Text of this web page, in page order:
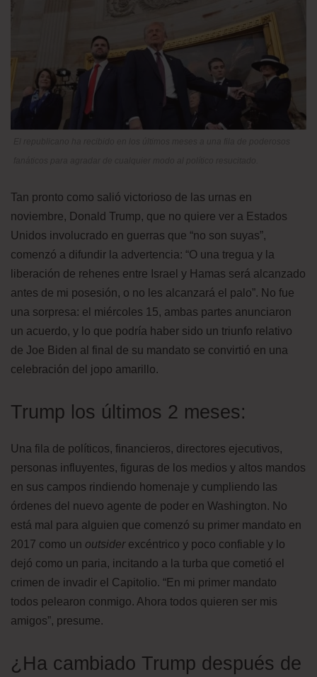
Tan pronto como salió victorioso de las urnas en
noviembre, Donald Trump, que no quiere ver a Estados
Unidos involucrado en guerras que “no son suyas”,
comenzó a difundir la advertencia: “O una tregua y la
liberación de rehenes entre Israel y Hamas será alcanzado
antes de mi posesión, o no les alcanzará el palo”. No fue
una sorpresa: el miércoles 15, ambas partes anunciaron
un acuerdo, y lo que podría haber sido un triunfo relativo
de Joe Biden al final de su mandato se convirtió en una
celebración del jopo amarillo.
Trump los últimos 2 meses:
Una fila de políticos, financieros, directores ejecutivos,
personas influyentes, figuras de los medios y altos mandos
en sus campos rindiendo homenaje y cumpliendo las
órdenes del nuevo agente de poder en Washington. No
está mal para alguien que comenzó su primer mandato en
2017 como un outsider excéntrico y poco confiable y lo
dejó como un paria, incitando a la turba que cometió el
crimen de invadir el Capitolio. “En mi primer mandato
todos pelearon conmigo. Ahora todos quieren ser mis
amigos”, presume.
¿Ha cambiado Trump después de